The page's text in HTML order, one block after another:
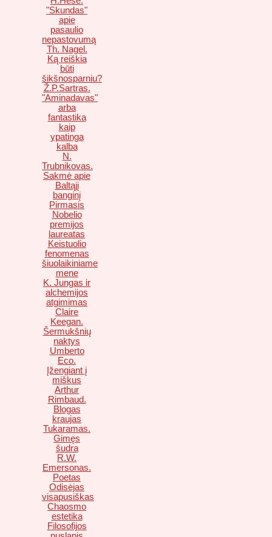
"Skundas"
apie
pasaulio
nepastovumą
Th. Nagel.
Ką reiškia
būti
šikšnosparniu?
Ž.P.Sartras.
"Aminadavas"
arba
fantastika
kaip
ypatinga
kalba
N.
Trubnikovas.
Sakmė apie
Baltąjį
banginį
Pirmasis
Nobelio
premijos
laureatas
Keistuolio
fenomenas
šiuolaikiniame
mene
K. Jungas ir
alchemijos
atgimimas
Claire
Keegan.
Šermukšnių
naktys
Umberto
Eco.
Įžengiant į
miškus
Arthur
Rimbaud.
Blogas
kraujas
Tukaramas.
Gimęs
šudra
R.W.
Emersonas.
Poetas
Odisėjas
visapusiškas
Chaosmo
estetika
Filosofijos